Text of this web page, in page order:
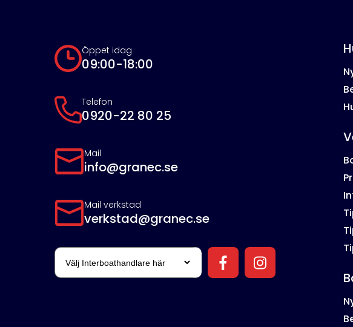
Öppet idag
09:00-18:00
Telefon
0920-22 80 25
Mail
info@granec.se
Mail verkstad
verkstad@granec.se